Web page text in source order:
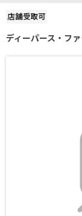
ディーパース・フ